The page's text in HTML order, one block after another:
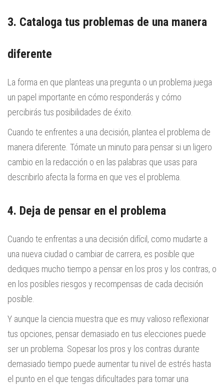
3. Cataloga tus problemas de una manera
diferente
La forma en que planteas una pregunta o un problema juega
un papel importante en cómo responderás y cómo
percibirás tus posibilidades de éxito.
Cuando te enfrentes a una decisión, plantea el problema de
manera diferente. Tómate un minuto para pensar si un ligero
cambio en la redacción o en las palabras que usas para
describirlo afecta la forma en que ves el problema.
4. Deja de pensar en el problema
Cuando te enfrentas a una decisión difícil, como mudarte a
una nueva ciudad o cambiar de carrera, es posible que
dediques mucho tiempo a pensar en los pros y los contras, o
en los posibles riesgos y recompensas de cada decisión
posible.
Y aunque la ciencia muestra que es muy valioso reflexionar
tus opciones, pensar demasiado en tus elecciones puede
ser un problema. Sopesar los pros y los contras durante
demasiado tiempo puede aumentar tu nivel de estrés hasta
el punto en el que tengas dificultades para tomar una